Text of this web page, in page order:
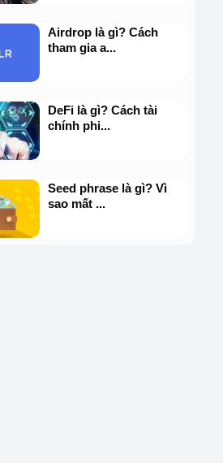
Airdrop là gì? Cách
tham gia a...
DeFi là gì? Cách tài
chính phi...
Seed phrase là gì? Vì
sao mất ...